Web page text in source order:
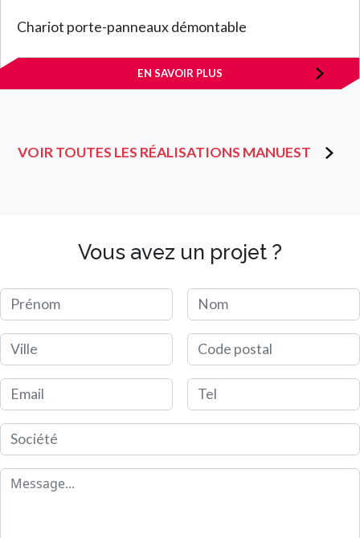
Chariot porte-panneaux démontable
EN SAVOIR PLUS
VOIR TOUTES LES RÉALISATIONS MANUEST
Vous avez un projet ?
Prénom Nom
Ville Code postal
Email Tel
Société
Message